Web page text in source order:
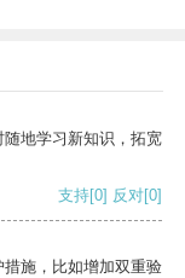
地学习新知识，拓宽
支持[0] 反对[0]
施，比如增加双重验